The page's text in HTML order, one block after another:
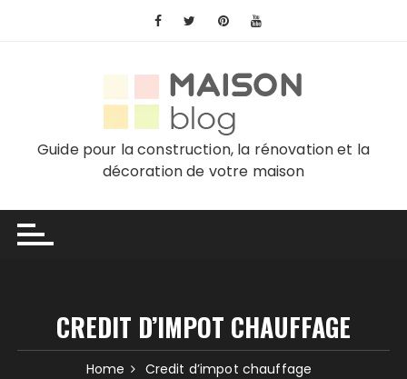
Guide pour la construction, la rénovation et la
décoration de votre maison
CREDIT D’IMPOT CHAUFFAGE
Home Credit d’impot chauffage